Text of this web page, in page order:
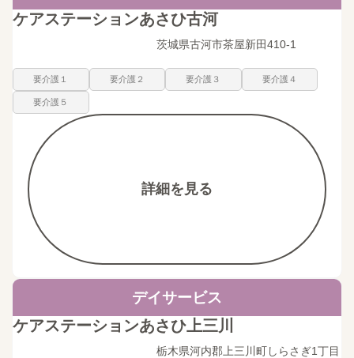
ケアステーションあさひ古河
茨城県古河市茶屋新田410-1
要介護１ 要介護２ 要介護３ 要介護４
要介護５
詳細を見る
デイサービス
ケアステーションあさひ上三川
栃木県河内郡上三川町しらさぎ1丁目